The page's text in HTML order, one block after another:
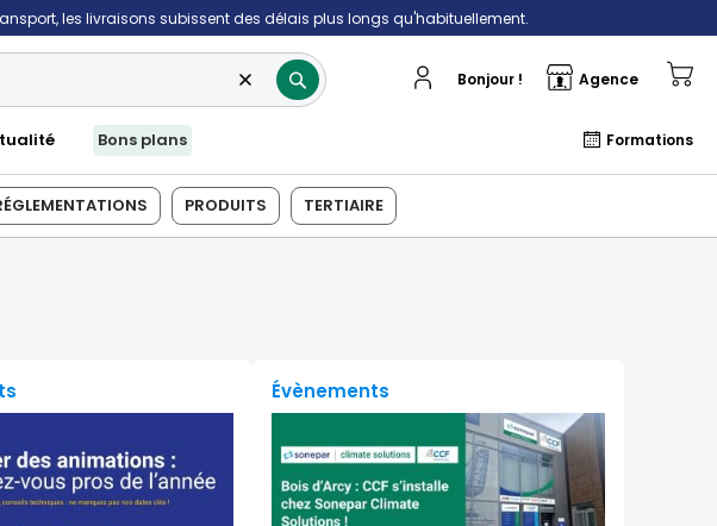
les livraisons subissent des délais plus longs qu'habituellement.
Rechercher Bonjour ! Agence
Formations
Bons plans
PRODUITS TERTIAIRE
Évènements